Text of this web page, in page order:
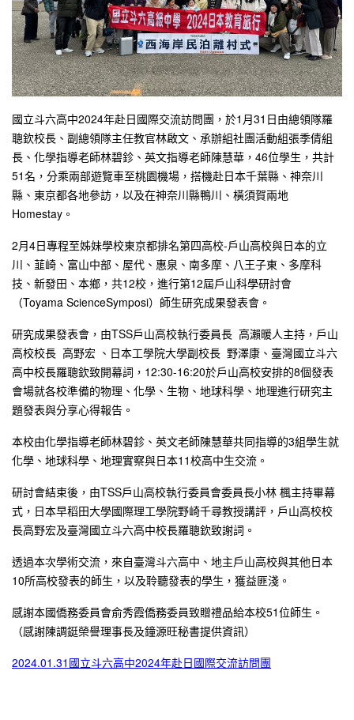
國立斗六高中2024年赴日國際交流訪問團，於1月31日由總領隊羅
聰欽校長、副總領隊主任教官林啟文、承辦組社團活動組張季倩組
長、化學指導老師林碧鉁、英文指導老師陳慧華，46位學生，共計
51名，分乘兩部遊覽車至桃園機場，搭機赴日本千葉縣、神奈川
縣、東京都各地參訪，以及在神奈川縣鴨川、橫須賀兩地
Homestay。
2月4日專程至姊妹學校東京都排名第四高校-戶山高校與日本的立
川、韮崎、富山中部、屋代、惠泉、南多摩、八王子東、多摩科
技、新發田、本鄉，共12校，進行第12屆戶山科學研討會
（Toyama ScienceSymposi）師生研究成果發表會。
研究成果發表會，由TSS戶山高校執行委員長 高瀨暖人主持，戶山
高校校長 高野宏 、日本工學院大學副校長 野澤康、臺灣國立斗六
高中校長羅聰欽致開幕詞，12:30-16:20於戶山高校安排的8個發表
會場就各校準備的物理、化學、生物、地球科學、地理進行研究主
題發表與分享心得報告。
本校由化學指導老師林碧鉁、英文老師陳慧華共同指導的3組學生就
化學、地球科學、地理實察與日本11校高中生交流。
研討會結束後，由TSS戶山高校執行委員會委員長小林 楓主持畢幕
式，日本早稻田大學國際理工學院野崎千尋教授講評，戶山高校校
長高野宏及臺灣國立斗六高中校長羅聰欽致謝詞。
透過本次學術交流，來自臺灣斗六高中、地主戶山高校與其他日本
10所高校發表的師生，以及聆聽發表的學生，獲益匪淺。
感謝本國僑務委員會俞秀霞僑務委員致贈禮品給本校51位師生。
（感謝陳調鋌榮譽理事長及鐘源旺秘書提供資訊）
2024.01.31國立斗六高中2024年赴日國際交流訪問團